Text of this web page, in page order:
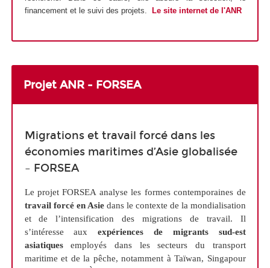
financement et le suivi des projets.
Le site internet de l'ANR
Projet ANR - FORSEA
Migrations et travail forcé dans les
économies maritimes d’Asie globalisée
– FORSEA
Le projet FORSEA analyse les formes contemporaines de
travail forcé en Asiedans le contexte de la mondialisation
et de l’intensification des migrations de travail. Il
s’intéresse auxexpériences de migrants sud-est
asiatiquesemployés dans les secteurs du transport
maritime et de la pêche, notamment à Taïwan, Singapour